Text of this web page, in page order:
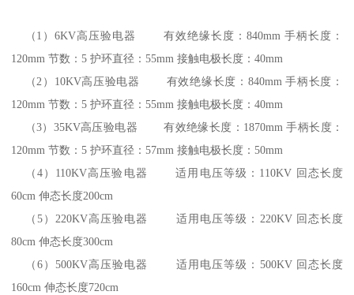
（1）6KV高压验电器 有效绝缘长度：840mm 手柄长度：
120mm 节数：5 护环直径：55mm 接触电极长度：40mm
（2）10KV高压验电器 有效绝缘长度：840mm 手柄长度：
120mm 节数：5 护环直径：55mm 接触电极长度：40mm
（3）35KV高压验电器 有效绝缘长度：1870mm 手柄长度：
120mm 节数：5 护环直径：57mm 接触电极长度：50mm
（4）110KV高压验电器 适用电压等级：110KV 回态长度
60cm 伸态长度200cm
（5）220KV高压验电器 适用电压等级：220KV 回态长度
80cm 伸态长度300cm
（6）500KV高压验电器 适用电压等级：500KV 回态长度
160cm 伸态长度720cm